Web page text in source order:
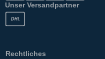
Unser Versandpartner
Rechtliches